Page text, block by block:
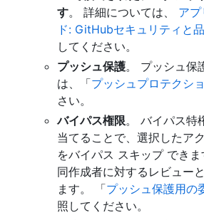
す。 詳細については、 ア
ド: GitHubセキュリティと
してください。
プッシュ保護。 プッシュ保
は、「プッシュプロテクシ
さい。
バイパス権限。 バイパス特
当てることで、選択したア
をバイパス スキップ でき
同作成者に対するレビュー
ます。 「プッシュ保護用の
照してください。